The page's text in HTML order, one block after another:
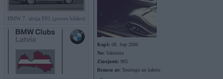
BMW 7. sērija F01 (preses bildes)
Kopš: 08. Sep 2006
No: Valmiera
Ziņojumi: 905
Braucu ar: Touringu un kabrio